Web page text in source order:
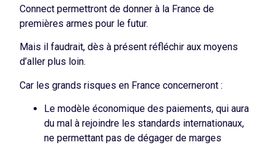
Connect permettront de donner à la France de
premières armes pour le futur.
Mais il faudrait, dès à présent réfléchir aux moyens
d’aller plus loin.
Car les grands risques en France concerneront :
Le modèle économique des paiements, qui aura
du mal à rejoindre les standards internationaux,
ne permettant pas de dégager de marges